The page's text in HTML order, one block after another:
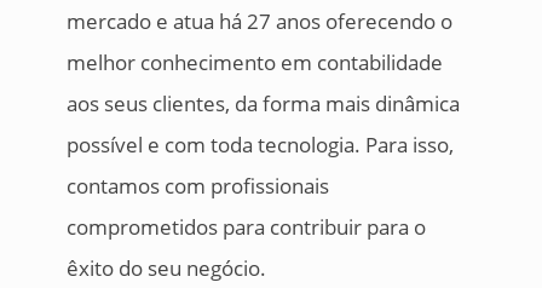
mercado e atua há 27 anos oferecendo o
melhor conhecimento em contabilidade
aos seus clientes, da forma mais dinâmica
possível e com toda tecnologia. Para isso,
contamos com profissionais
comprometidos para contribuir para o
êxito do seu negócio.